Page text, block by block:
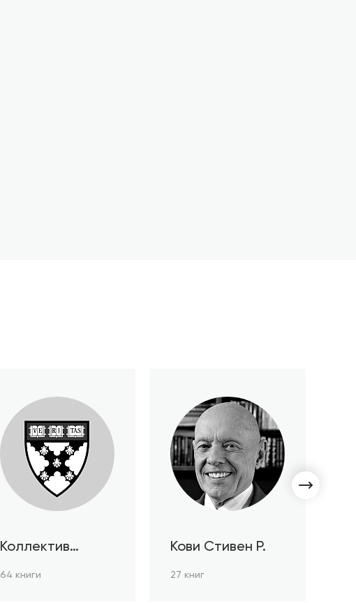
Коллектив
64 книги
Кови Стивен Р.
27 книг